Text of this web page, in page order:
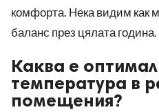
комфорта. Нека видим как
баланс през цялата година.
Каква е
температура в
помещения?